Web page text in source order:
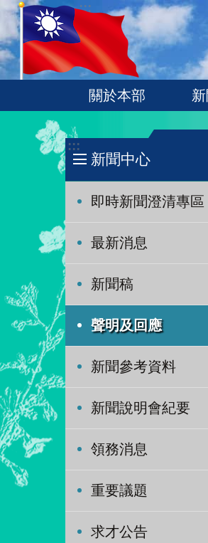
跳到主要內容區塊
:::
關於本部
:::
新聞中心
即時新聞澄清專區
最新消息
新聞稿
聲明及回應
新聞參考資料
新聞說明會紀要
領務消息
重要議題
求才公告